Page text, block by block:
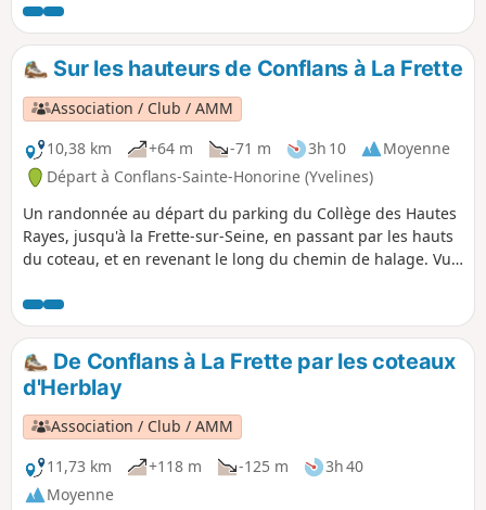
royales, la maison mauresque du peintre et photographe
Victor Madeleine (1855-1931) ou le Musée de la batellerie.
Sur les hauteurs de Conflans à La Frette
Association / Club / AMM
10,38 km
+64 m -71 m 3h 10
Moyenne
Départ à Conflans-Sainte-Honorine (Yvelines)
Un randonnée au départ du parking du Collège des Hautes
Rayes, jusqu'à la Frette-sur-Seine, en passant par les hauts
du coteau, et en revenant le long du chemin de halage. Vue
De Conflans à La Frette par les coteaux
d'Herblay
Association / Club / AMM
11,73 km
+118 m -125 m
3h 40
Moyenne